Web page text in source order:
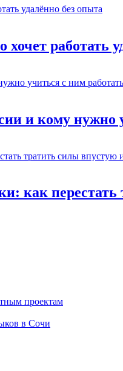
хочет работать
и кому нужно
как
проектам
в Сочи